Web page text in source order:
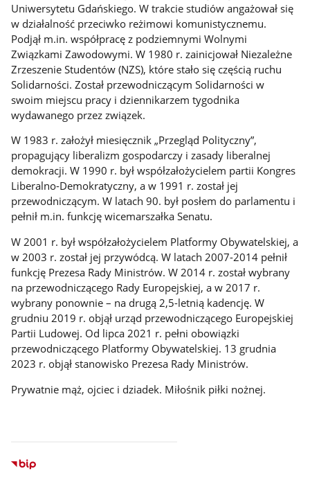
Uniwersytetu Gdańskiego. W trakcie studiów angażował się
w działalność przeciwko reżimowi komunistycznemu.
Podjął m.in. współpracę z podziemnymi Wolnymi
Związkami Zawodowymi. W 1980 r. zainicjował Niezależne
Zrzeszenie Studentów (NZS), które stało się częścią ruchu
Solidarności. Został przewodniczącym Solidarności w
swoim miejscu pracy i dziennikarzem tygodnika
wydawanego przez związek.
W 1983 r. założył miesięcznik „Przegląd Polityczny”,
propagujący liberalizm gospodarczy i zasady liberalnej
demokracji. W 1990 r. był współzałożycielem partii Kongres
Liberalno-Demokratyczny, a w 1991 r. został jej
przewodniczącym. W latach 90. był posłem do parlamentu i
pełnił m.in. funkcję wicemarszałka Senatu.
W 2001 r. był współzałożycielem Platformy Obywatelskiej, a
w 2003 r. został jej przywódcą. W latach 2007-2014 pełnił
funkcję Prezesa Rady Ministrów. W 2014 r. został wybrany
na przewodniczącego Rady Europejskiej, a w 2017 r.
wybrany ponownie – na drugą 2,5-letnią kadencję. W
grudniu 2019 r. objął urząd przewodniczącego Europejskiej
Partii Ludowej. Od lipca 2021 r. pełni obowiązki
przewodniczącego Platformy Obywatelskiej. 13 grudnia
2023 r. objął stanowisko Prezesa Rady Ministrów.
Prywatnie mąż, ojciec i dziadek. Miłośnik piłki nożnej.